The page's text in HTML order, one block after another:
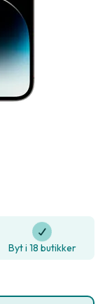
Byt i 18 butikker